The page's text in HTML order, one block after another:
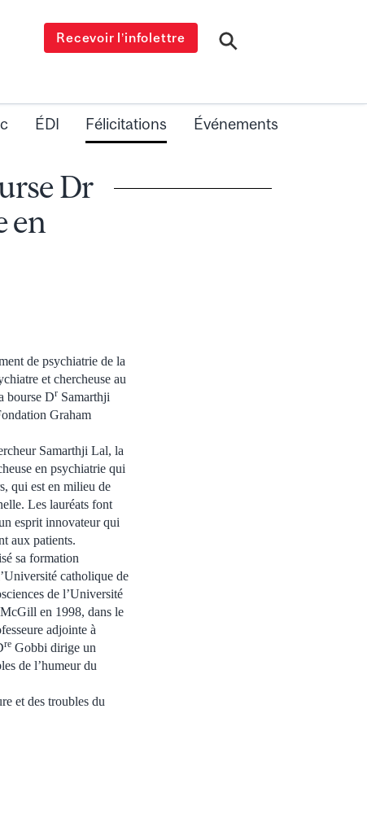
Recevoir l’infolettre
ÉDI Félicitations Événements
Dr
en
de psychiatrie de la
et chercheuse au
bourse Dr Samarthji
Graham
Samarthji Lal, la
en psychiatrie qui
qui est en milieu de
Les lauréats font
esprit innovateur qui
aux patients.
sa formation
catholique de
de l’Université
en 1998, dans le
adjointe à
re Gobbi dirige un
de l’humeur du
et des troubles du